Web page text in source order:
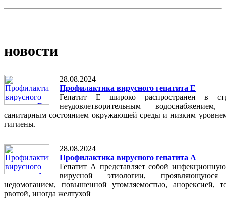
новости
28.08.2024
Профилактика вирусного гепатита Е
Гепатит Е широко распространен в
неудовлетворительным
санитарным состоянием окружающей среды и низким
гигиены.
28.08.2024
Профилактика вирусного гепатита А
Гепатит А представляет собой
вирусной этиологии,
недомоганием, повышенной утомляемостью, анорексией,
рвотой, иногда желтухой